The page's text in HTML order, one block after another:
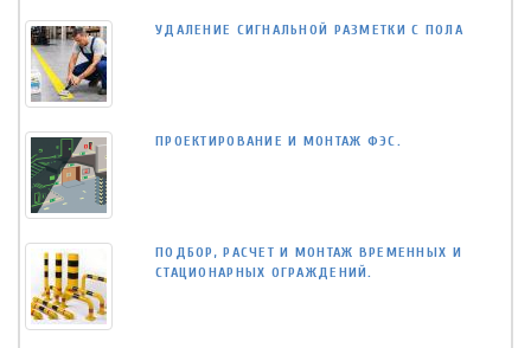
УДАЛЕНИЕ СИГНАЛЬНОЙ РАЗМЕТКИ С ПОЛА
ПРОЕКТИРОВАНИЕ И МОНТАЖ ФЭС.
ПОДБОР, РАСЧЕТ И МОНТАЖ ВРЕМЕННЫХ И
СТАЦИОНАРНЫХ ОГРАЖДЕНИЙ.